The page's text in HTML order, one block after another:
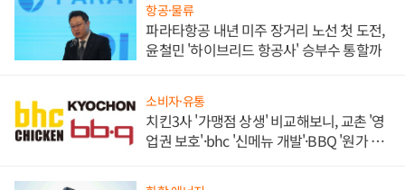
항공·물류
파라타항공 내년 미주 장거리 노선 첫 도전,
윤철민 '하이브리드 항공사' 승부수 통할까
소비자·유통
치킨3사 '가맹점 상생' 비교해보니, 교촌 '영
업권 보호'·bhc '신메뉴 개발'·BBQ '원가 부